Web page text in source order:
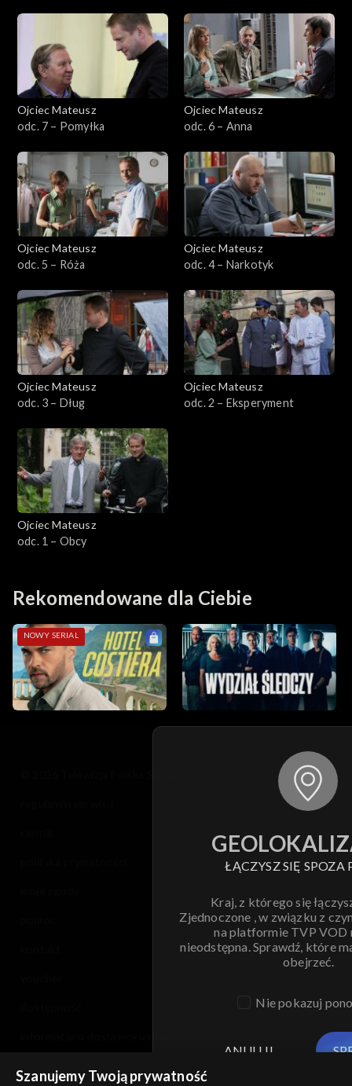
Sezon 23
Sezon 22
Sezon 20
Sezon 19
Sezon 18
Sezon 17
Sezon 16
Sezon 15
Sezon 13
Sezon 12
Sezon 11
Sezon 9
Sezon 8
Sezon 7
Ojciec Mateusz
odc. 7 – Pomyłka
Ojciec Mateusz
odc. 6 – Anna
Ojciec Mateusz
odc. 5 – Róża
Ojciec Mateusz
odc. 4 – Narkotyk
Ojciec Mateusz
odc. 3 – Dług
Ojciec Mateusz
odc. 2 – Eksperyment
Ojciec Mateusz
odc. 1 – Obcy
Rekomendowane dla Ciebie
NOWY SERIAL
ŁĄCZYSZ SIĘ SPOZA
Kraj, z którego się
Zjednoczone , w związku z
na platformie TVP VOD
nieodstępna. Sprawdź, które
obejrzeć.
Nie pokazuj
ANULUJ
Szanujemy Twoją prywatność